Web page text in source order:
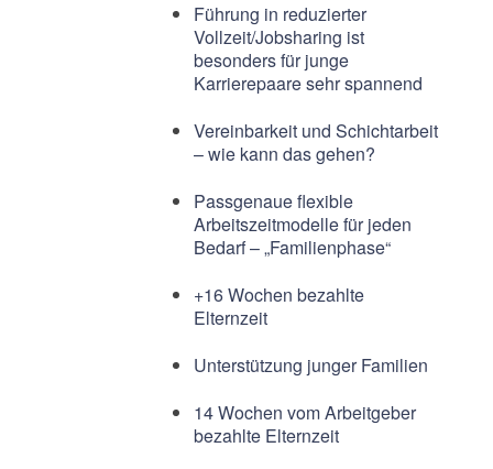
Führung in reduzierter
Vollzeit/Jobsharing ist
besonders für junge
Karrierepaare sehr spannend
Vereinbarkeit und Schichtarbeit
– wie kann das gehen?
Passgenaue flexible
Arbeitszeitmodelle für jeden
Bedarf – „Familienphase“
+16 Wochen bezahlte
Elternzeit
Unterstützung junger Familien
14 Wochen vom Arbeitgeber
bezahlte Elternzeit